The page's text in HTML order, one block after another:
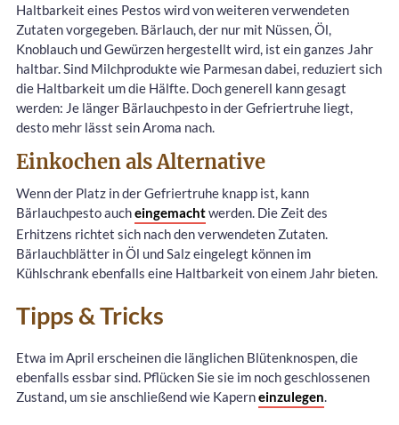
Haltbarkeit eines Pestos wird von weiteren verwendeten
Zutaten vorgegeben. Bärlauch, der nur mit Nüssen, Öl,
Knoblauch und Gewürzen hergestellt wird, ist ein ganzes Jahr
haltbar. Sind Milchprodukte wie Parmesan dabei, reduziert sich
die Haltbarkeit um die Hälfte. Doch generell kann gesagt
werden: Je länger Bärlauchpesto in der Gefriertruhe liegt,
desto mehr lässt sein Aroma nach.
Einkochen als Alternative
Wenn der Platz in der Gefriertruhe knapp ist, kann
Bärlauchpesto aucheingemachtwerden. Die Zeit des
Erhitzens richtet sich nach den verwendeten Zutaten.
Bärlauchblätter in Öl und Salz eingelegt können im
Kühlschrank ebenfalls eine Haltbarkeit von einem Jahr bieten.
Tipps & Tricks
Etwa im April erscheinen die länglichen Blütenknospen, die
ebenfalls essbar sind. Pflücken Sie sie im noch geschlossenen
Zustand, um sie anschließend wie Kaperneinzulegen